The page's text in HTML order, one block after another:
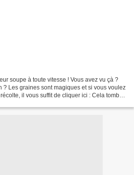
soupe à toute vitesse ! Vous avez vu çà ?
? Les graines sont magiques et si vous voulez
il vous suffit de cliquer ici : Cela tombe